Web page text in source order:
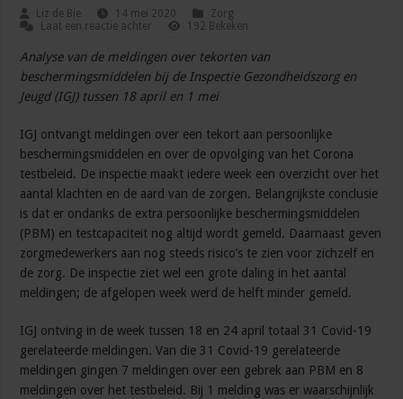
Liz de Bie 14 mei 2020
Zorg
Laat een reactie achter
192 Bekeken
Analyse van de meldingen over tekorten van
beschermingsmiddelen bij de Inspectie Gezondheidszorg en
Jeugd (IGJ) tussen 18 april en 1 mei
IGJ ontvangt meldingen over een tekort aan persoonlijke
beschermingsmiddelen en over de opvolging van het Corona
testbeleid. De inspectie maakt iedere week een overzicht over het
aantal klachten en de aard van de zorgen. Belangrijkste conclusie
is dat er ondanks de extra persoonlijke beschermingsmiddelen
(PBM) en testcapaciteit nog altijd wordt gemeld. Daarnaast geven
zorgmedewerkers aan nog steeds risico’s te zien voor zichzelf en
de zorg. De inspectie ziet wel een grote daling in het aantal
meldingen; de afgelopen week werd de helft minder gemeld.
IGJ ontving in de week tussen 18 en 24 april totaal 31 Covid-19
gerelateerde meldingen. Van die 31 Covid-19 gerelateerde
meldingen gingen 7 meldingen over een gebrek aan PBM en 8
meldingen over het testbeleid. Bij 1 melding was er waarschijnlijk